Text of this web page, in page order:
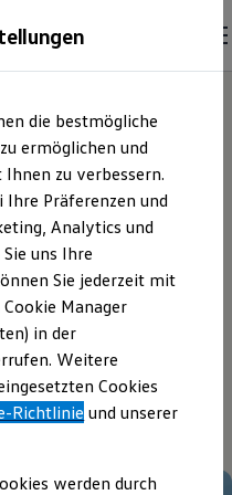
und Gebrauchtwagen
Gebrauchtwagen
Gebrauchtwagen
mehr
ist die Motor-Nützel
)
die bestmögliche
ermöglichen und
zu verbessern.
Präferenzen und
Analytics und
uns Ihre
Sie jederzeit mit
Manager
in der
Weitere
Cookies
Richtlinie und unserer
werden durch